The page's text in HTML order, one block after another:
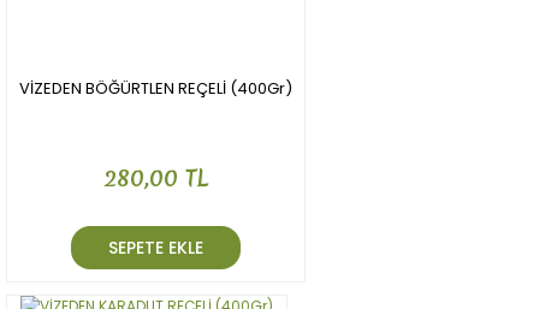
VİZEDEN BÖĞÜRTLEN REÇELİ (400Gr)
280,00 TL
SEPETE EKLE